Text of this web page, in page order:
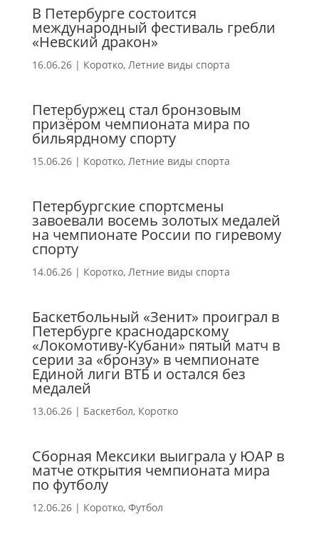
В Петербурге состоится
международный фестиваль гребли
«Невский дракон»
16.06.26| Коротко, Летние виды спорта
Петербуржец стал бронзовым
призёром чемпионата мира по
бильярдному спорту
15.06.26| Коротко, Летние виды спорта
Петербургские спортсмены
завоевали восемь золотых медалей
на чемпионате России по гиревому
спорту
14.06.26| Коротко, Летние виды спорта
Баскетбольный «Зенит» проиграл в
Петербурге краснодарскому
«Локомотиву-Кубани» пятый матч в
серии за «бронзу» в чемпионате
Единой лиги ВТБ и остался без
медалей
13.06.26| Баскетбол, Коротко
Сборная Мексики выиграла у ЮАР в
матче открытия чемпионата мира
по футболу
12.06.26| Коротко, Футбол